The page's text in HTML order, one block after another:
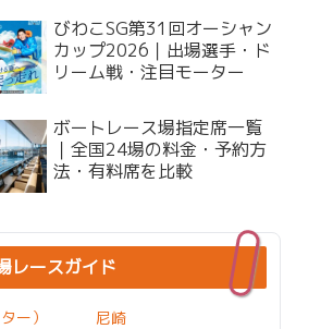
びわこSG第31回オーシャン
カップ2026｜出場選手・ド
リーム戦・注目モーター
ボートレース場指定席一覧
｜全国24場の料金・予約方
法・有料席を比較
レースガイド
ー）
尼崎